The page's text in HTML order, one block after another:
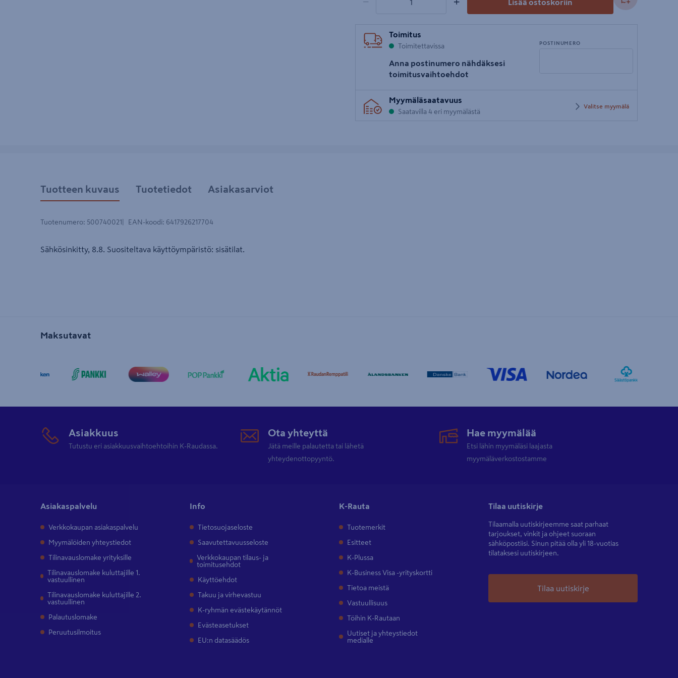
Lisää ostoskoriin
Toimitus
Toimitettavissa
Anna postinumero nähdäksesi
toimitusvaihtoehdot
POSTINUMERO
postinumero
Myymäläsaatavuus
Saatavilla 4 eri myymälästä
Valitse myymälä
Tuotteen kuvaus Tuotetiedot Asiakasarviot
Tuotenumero: 500740021 EAN-koodi: 6417926217704
Sähkösinkitty, 8.8. Suositeltava käyttöympäristö: sisätilat.
Maksutavat
Asiakkuus
Tutustu eri asiakkuusvaihtoehtoihin K-Raudassa.
Ota yhteyttä
Jätä meille palautetta tai lähetä
yhteydenottopyyntö.
Hae myymälää
Etsi lähin myymäläsi laajasta
myymäläverkostostamme
Asiakaspalvelu
Verkkokaupan asiakaspalvelu
Myymälöiden yhteystiedot
Tilinavauslomake yrityksille
Tilinavauslomake kuluttajille 1.
vastuullinen
Tilinavauslomake kuluttajille 2.
vastuullinen
Palautuslomake
Peruutusilmoitus
Info
Tietosuojaseloste
Saavutettavuusseloste
Verkkokaupan tilaus- ja
toimitusehdot
Käyttöehdot
Takuu ja virhevastuu
K-ryhmän evästekäytännöt
Evästeasetukset
EU:n datasäädös
K-Rauta
Tuotemerkit
Esitteet
K-Plussa
K-Business Visa -yrityskortti
Tietoa meistä
Vastuullisuus
Töihin K-Rautaan
Uutiset ja yhteystiedot
medialle
Tilaa uutiskirje
Tilaamalla uutiskirjeemme saat parhaat
tarjoukset, vinkit ja ohjeet suoraan
sähköpostiisi. Sinun pitää olla yli 18-vuotias
tilataksesi uutiskirjeen.
Tilaa uutiskirje